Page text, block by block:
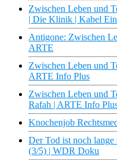
Zwischen Leben und
| Die Klinik | Kabel
Antigone: Zwischen
ARTE
Zwischen Leben und
ARTE Info Plus
Zwischen Leben und
Rafah | ARTE Info
Knochenjob
Der Tod ist noch lange
(3/5) | WDR Doku